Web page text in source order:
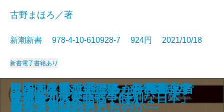
大坂城―秀吉から現代まで 50の秘
話―
ヒトの壁
官邸は今日も間違える
平成のヒット曲
最強脳―『スマホ脳』ハンセン先
生の特別授業―
コロナ後―ハーバード知日派10人
が語る未来―
独身偉人伝
談志のはなし
中国「国恥地図」の謎を解く
職務質問
古野まほろ／著
新潮新書 978-4-10-610928-7 924円 2021/10/18
新書電子書籍あり
アホか。
ビートルズ
イルカと心は通じるか―海獣学者
の孤軍奮闘記―
世界の知性が語る「特別な日本」
日本大空襲「実行犯」の告白―な
ぜ46万人は殺されたのか―
楽観論
中国「見えない侵略」を可視化す
る
甲子園は通過点です―勝利至上主
義と決別した男たち―
決定版 大東亜戦争(上)
決定版 大東亜戦争(下)